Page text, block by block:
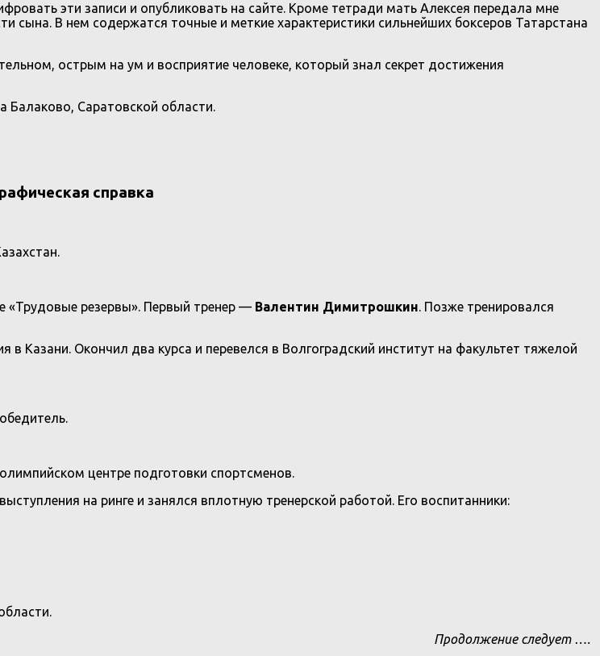
эти записи и опубликовать на сайте. Кроме тетради мать Алексея передала мне
сына. В нем содержатся точные и меткие характеристики сильнейших боксеров Татарстана
острым на ум и восприятие человеке, который знал секрет достижения
Балаково, Саратовской области.
справка
«Трудовые резервы». Первый тренер — Валентин Димитрошкин. Позже тренировался
в Казани. Окончил два курса и перевелся в Волгоградский институт на факультет тяжелой
центре подготовки спортсменов.
на ринге и занялся вплотную тренерской работой. Его воспитанники:
Продолжение следует ….